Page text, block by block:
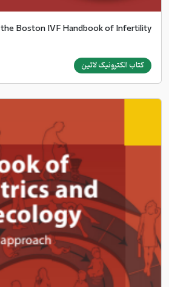
the Boston IVF Handbook of Infertility
کتاب الکترونیک لاتین